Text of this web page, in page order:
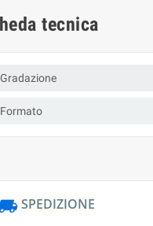
tecnica
Gradazione
Formato
SPEDIZIONE